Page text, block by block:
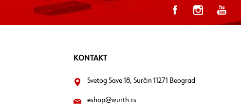
KONTAKT
Svetog Save 18, Surčin 11271 Beograd
eshop@wurth.rs